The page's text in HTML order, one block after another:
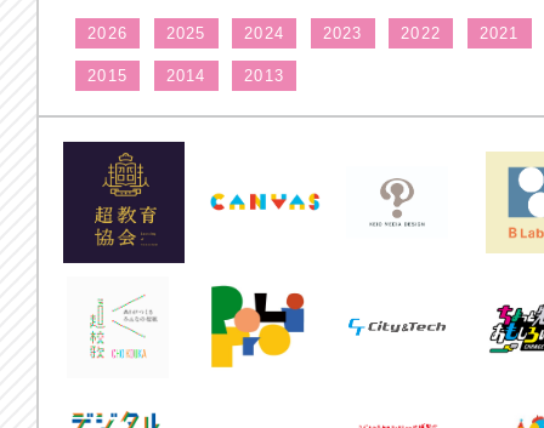
2026 2025 2024 2023 2022 2021
2015 2014 2013